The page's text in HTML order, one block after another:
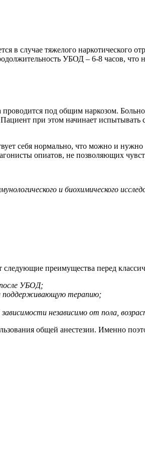
в случае тяжелого наркотического
УБОД – 6-8 часов,
под общим наркозом.
при этом начинает
себя нормально, что можно и
опиатов, не позволяющих
и биохимического
преимущества перед
УБОД;
поддерживающую терапию;
независимо от пола,
общей анестезии. Именно